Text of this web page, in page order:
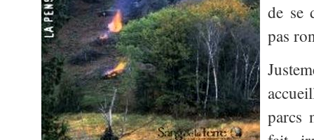
de se
pas
parcs